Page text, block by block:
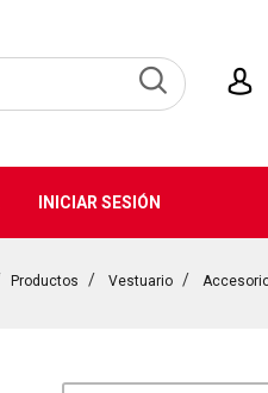
INICIAR SESIÓN
Productos Vestuario